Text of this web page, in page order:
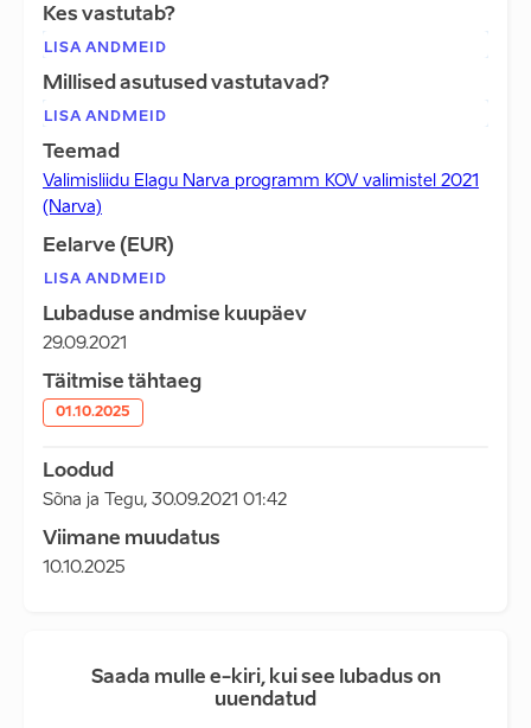
Kes vastutab?
LISA ANDMEID
Millised asutused vastutavad?
LISA ANDMEID
Teemad
Valimisliidu Elagu Narva programm KOV valimistel 2021
(Narva)
Eelarve (EUR)
LISA ANDMEID
Lubaduse andmise kuupäev
29.09.2021
Täitmise tähtaeg
01.10.2025
Loodud
Sõna ja Tegu, 30.09.2021 01:42
Viimane muudatus
10.10.2025
Saada mulle e-kiri, kui see lubadus on
uuendatud